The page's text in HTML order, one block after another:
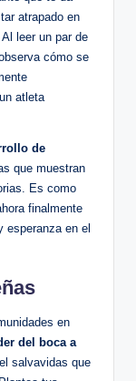
‍atrapado en
leer un par de
‌cómo ⁢se
atleta
de
que muestran
Es como
finalmente
esperanza en el
⁣en‍
del boca a
salvavidas que